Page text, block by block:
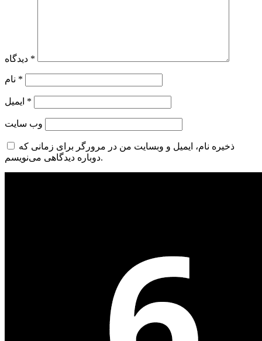
*
*
*
وب‌ سایت
ذخیره نام، ایمیل و وبسایت من در مرورگر برای زمانی که
دوباره دیدگاهی می‌نویسم.